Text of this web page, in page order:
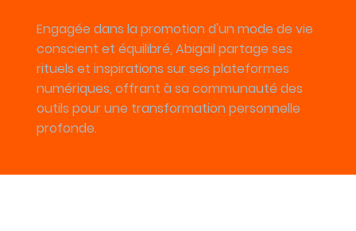
Engagée dans la promotion d'un mode de vie
conscient et équilibré, Abigail partage ses
rituels et inspirations sur ses plateformes
numériques, offrant à sa communauté des
outils pour une transformation personnelle
profonde.